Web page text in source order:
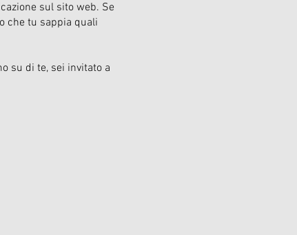
sul sito web. Se
che tu sappia quali
su di te, sei invitato a